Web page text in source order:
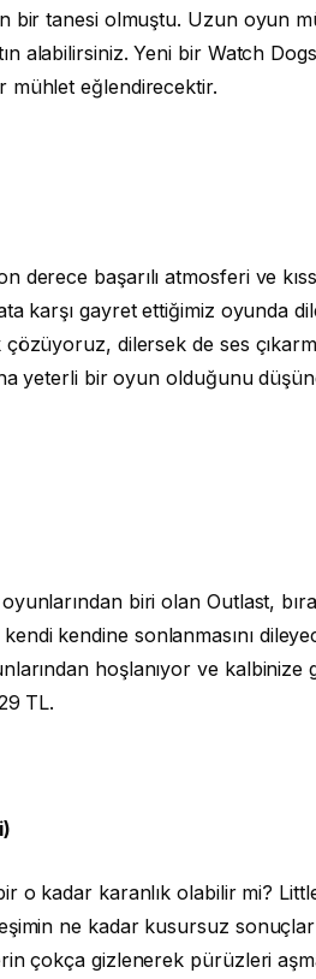
bir tanesi olmuştu. Uzun oyun
alabilirsiniz. Yeni bir Watch
mühlet eğlendirecektir.
başarılı atmosferi ve
karşı gayret ettiğimiz oyunda
dilersek de ses
yeterli bir oyun olduğunu
biri olan Outlast,
kendine sonlanmasını
hoşlanıyor ve kalbinize
TL.
o kadar karanlık olabilir mi?
ne kadar kusursuz
çokça gizlenerek pürüzleri